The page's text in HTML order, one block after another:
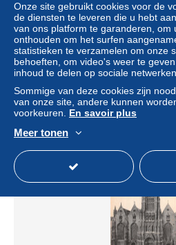
59-LILLE-
± US$
Statuut
Nieuw
Onze site gebruikt cookies voor de
de diensten te leveren die u hebt
van ons platform te garanderen, om
onthouden om het surfen
statistieken te verzamelen om onze
behoeften, om video's weer te
inhoud te delen op sociale netwerken.
Sommige van deze cookies zijn
van onze site, andere kunnen
voorkeuren. En savoir plus
Meer tonen